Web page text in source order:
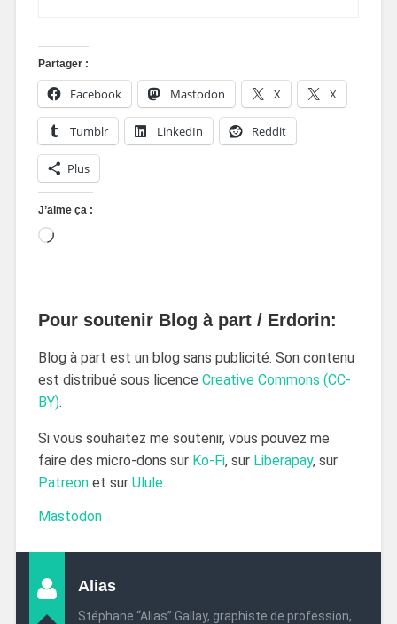
Partager :
Facebook Mastodon X X
Tumblr LinkedIn Reddit
Plus
J’aime ça :
Pour soutenir Blog à part / Erdorin:
Blog à part est un blog sans publicité. Son contenu
est distribué sous licence Creative Commons (CC-
BY).
Si vous souhaitez me soutenir, vous pouvez me
faire des micro-dons sur Ko-Fi, sur Liberapay, sur
Patreonet sur Ulule.
Mastodon
Alias
Stéphane “Alias” Gallay, graphiste de profession,